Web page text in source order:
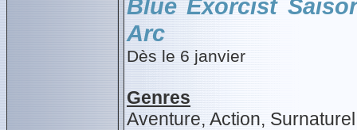
Blue Exorcist
Arc
Dès le 6 janvier
Genres
Aventure, Action,